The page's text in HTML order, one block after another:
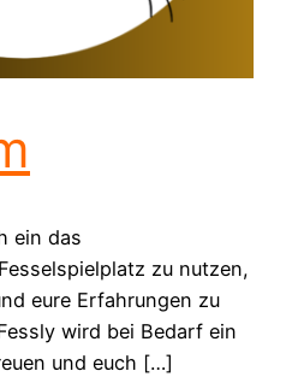
ein das
zu nutzen,
eure Erfahrungen zu
wird bei Bedarf ein
und euch […]